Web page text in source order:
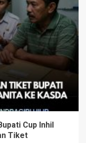
Cup Inhil
Tiket